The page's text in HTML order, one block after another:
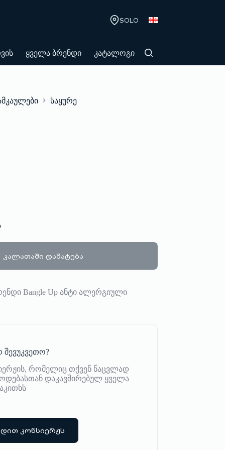
SOLO
ყველა ბრენდი კატალოგი
საყურე
კალათაში დამატება
Bangle Up ანტი ალერგიული
რომელიც თქვენ ნაცვლად
დაკავშირებულ ყველა
კონსიერჟს